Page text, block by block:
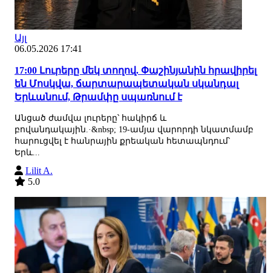
Այլ
06.05.2026 17:41
17:00 Լուրերը մեկ տողով. Փաշինյանին հրավիրել
են Մոսկվա, ճարտարապետական սկանդալ
Երևանում, Թրամփը սպառնում է
Անցած ժամվա լուրերը՝ հակիրճ և
բովանդակային.·&nbsp; 19-ամյա վարորդի նկատմամբ
հարուցվել է հանրային քրեական հետապնդում՝
Երև...
Lilit A.
5.0